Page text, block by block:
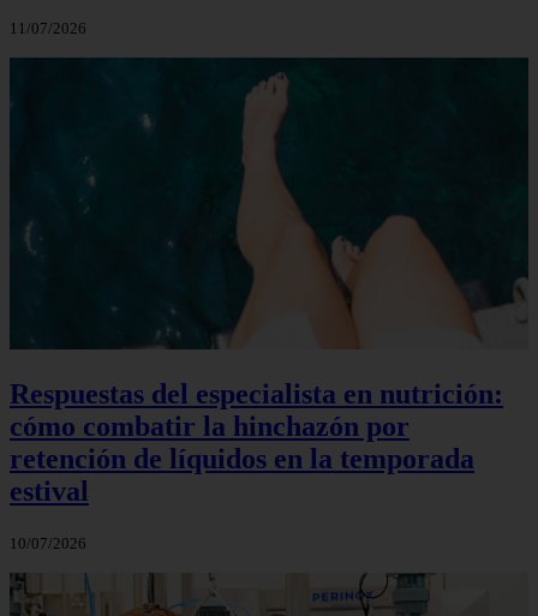
11/07/2026
Respuestas del especialista en nutrición:
cómo combatir la hinchazón por
retención de líquidos en la temporada
estival
10/07/2026